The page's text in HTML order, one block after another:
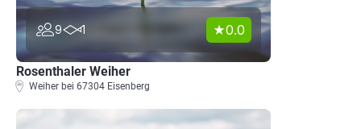
9 1 0.0
Rosenthaler Weiher
Weiher bei 67304 Eisenberg